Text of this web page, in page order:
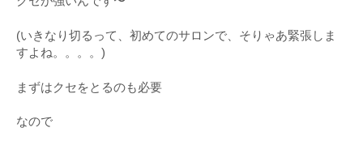
(いきなり切るって、初めてのサロンで、そりゃあ緊張しま
すよね。。。。)
まずはクセをとるのも必要
なので